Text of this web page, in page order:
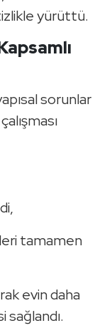
yürüttü.
sorunlar
tamamen
evin daha
sağlandı.